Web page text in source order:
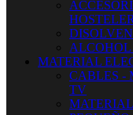
MATERIAL
CABLES -
TV